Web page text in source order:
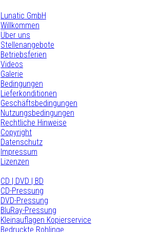
Lunatic GmbH
Willkommen
Über uns
Stellenangebote
Betriebsferien
Videos
Galerie
Bedingungen
Lieferkonditionen
Geschäftsbedingungen
Nutzungsbedingungen
Rechtliche Hinweise
Copyright
Datenschutz
Impressum
Lizenzen
CD | DVD | BD
CD-Pressung
DVD-Pressung
BluRay-Pressung
Kleinauflagen Kopierservice
Bedruckte Rohlinge